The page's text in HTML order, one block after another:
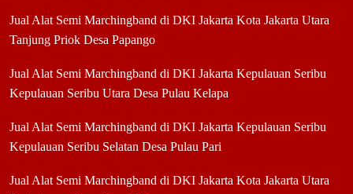
Jual Alat Semi Marchingband di DKI Jakarta Kota Jakarta Utara
Tanjung Priok Desa Papango
Jual Alat Semi Marchingband di DKI Jakarta Kepulauan Seribu
Kepulauan Seribu Utara Desa Pulau Kelapa
Jual Alat Semi Marchingband di DKI Jakarta Kepulauan Seribu
Kepulauan Seribu Selatan Desa Pulau Pari
Jual Alat Semi Marchingband di DKI Jakarta Kota Jakarta Utara